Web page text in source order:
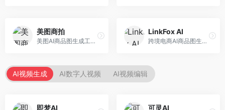
美图商拍
美图AI商品图生成工具，整合美图生态。面向电商卖家，提供商品图美化、模特替换、场景生成等服务，移动端操作便捷。
LinkFox AI
跨境电商AI商品图生成工具。面向跨境电商卖家，支持多语言商品图生成、模特替换、场景优化等服务，适配海外电商平台需求。
AI视频生成 AI数字人视频 AI视频编辑
即梦AI 可灵AI